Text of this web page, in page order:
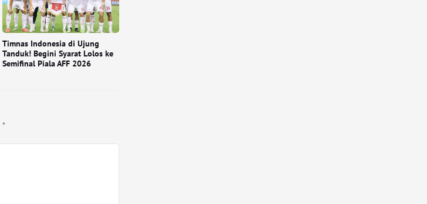
Timnas Indonesia di Ujung
Tanduk! Begini Syarat Lolos ke
Semifinal Piala AFF 2026
*